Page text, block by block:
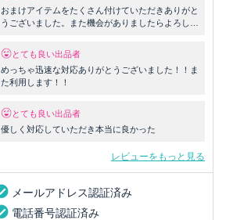
おまけアイテムをたくさん付けていただきありがと
うございました。また機会がありましたらよろしく
とても良い出品者
めっちゃ迅速な対応ありがとうございました！！ま
た利用します！！
とても良い出品者
優しく対応していただき本当に良かった
レビューをもっと見る
メールアドレス認証済み
電話番号認証済み